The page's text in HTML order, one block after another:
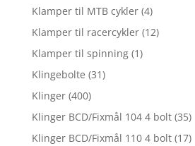
Klamper til MTB cykler (4)
Klamper til racercykler (12)
Klamper til spinning (1)
Klingebolte (31)
Klinger (400)
Klinger BCD/Fixmål 104 4 bolt (35)
Klinger BCD/Fixmål 110 4 bolt (17)